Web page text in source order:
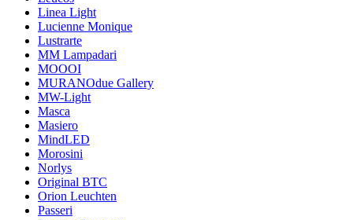
Linea Light
Lucienne Monique
Lustrarte
MM Lampadari
MOOOI
MURANOdue Gallery
MW-Light
Masca
Masiero
MindLED
Morosini
Norlys
Original BTC
Orion Leuchten
Passeri